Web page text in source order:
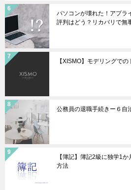
パソコンが壊れた！アプラ
評判はどう？リカバリで無
【XISMO】モデリングで
公務員の退職手続きー６自
【簿記】簿記2級に独学1
方法